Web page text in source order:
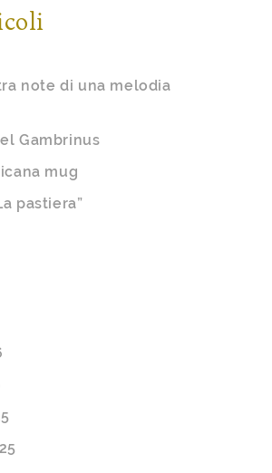
note di una melodia
Gambrinus
mug
pastiera”